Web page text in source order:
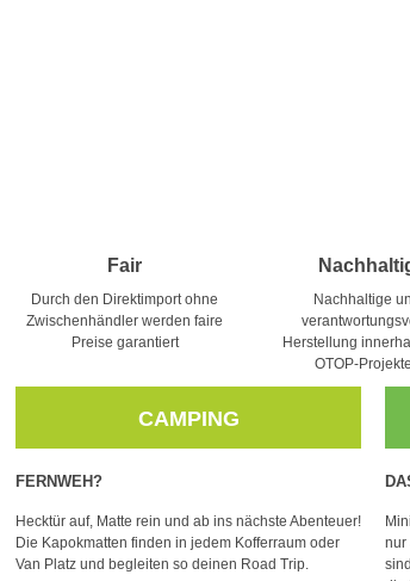
Fair
Durch den Direktimport ohne
Zwischenhändler werden faire
Preise garantiert
Nachhaltige
Herstellung
OTOP-
CAMPING
FERNWEH?
Hecktür auf, Matte rein und ab ins nächste Abenteuer!
Die Kapokmatten finden in jedem Kofferraum oder
Van Platz und begleiten so deinen Road Trip.
nur